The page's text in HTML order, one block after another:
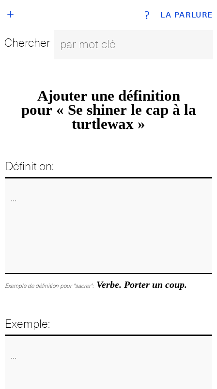
LA PARLURE
+ ?
Chercher
Ajouter une définition
pour « Se shiner le cap à la
turtlewax »
Définition:
Exemple de définition pour "sacrer": Verbe. Porter un coup.
Exemple: